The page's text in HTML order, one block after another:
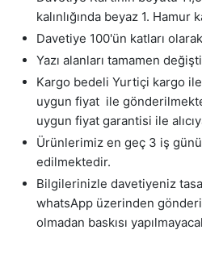
kalınlığında beyaz 1.
Davetiye 100'ün katları
Yazı alanları tamamen
Kargo bedeli Yurtiçi kargo
uygun fiyat ile
uygun fiyat garantisi ile
Ürünlerimiz en geç 3 iş
edilmektedir.
Bilgilerinizle davetiyeniz
whatsApp üzerinden
olmadan baskısı